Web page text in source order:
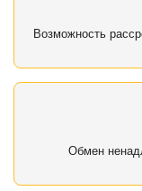
Возможность
Обмен